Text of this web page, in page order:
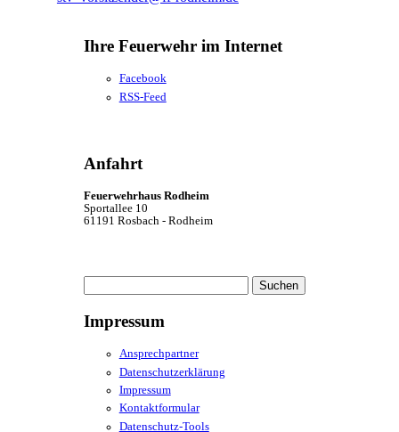
Ihre Feuerwehr im Internet
Facebook
RSS-Feed
Anfahrt
Feuerwehrhaus Rodheim
Sportallee 10
61191 Rosbach - Rodheim
nach:
Impressum
Ansprechpartner
Datenschutzerklärung
Impressum
Kontaktformular
Datenschutz-Tools